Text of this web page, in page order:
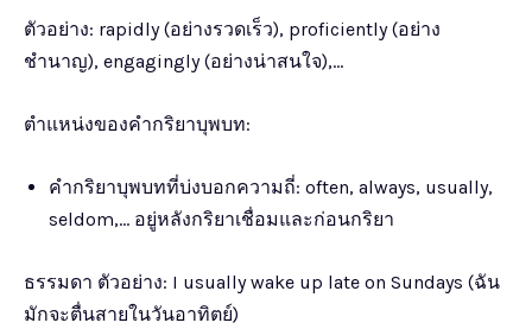
ตัวอย่าง: rapidly (อย่างรวดเร็ว), proficiently (อย่าง
ชำนาญ), engagingly (อย่างน่าสนใจ),…
ตำแหน่งของคำกริยาบุพบท:
คำกริยาบุพบทที่บ่งบอกความถี่: often, always, usually,
seldom,… อยู่หลังกริยาเชื่อมและก่อนกริยา
ธรรมดา ตัวอย่าง: I usually wake up late on Sundays (ฉัน
มักจะตื่นสายในวันอาทิตย์)